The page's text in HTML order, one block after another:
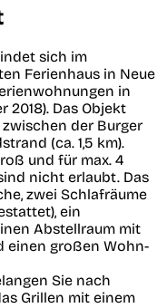
sich im
Ferienhaus in Neue
in
2018). Das Objekt
der Burger
(ca. 1,5 km).
und für max. 4
nicht erlaubt. Das
zwei Schlafräume
ein
Abstellraum mit
einen großen Wohn-
Sie nach
Grillen mit einem